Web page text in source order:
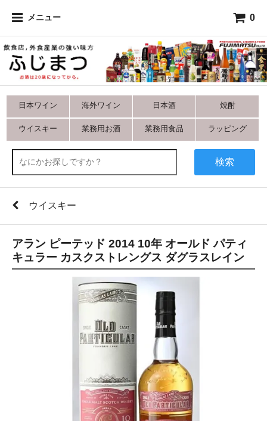
メニュー 0
日本ワイン 海外ワイン 日本酒 焼酎
ウイスキー 業務用お酒 業務用食品 ラッピング
検索
ウイスキー
アラン ピーテッド 2014 10年 オールド パティ
キュラー カスクストレングス ダグラスレイン